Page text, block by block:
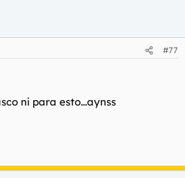
#77
ni para esto...aynss